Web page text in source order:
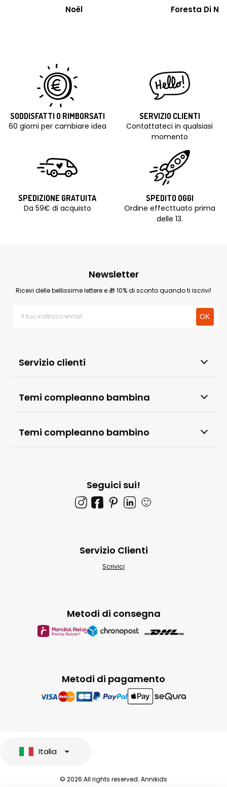
Noël Foresta Di
SODDISFATTI O RIMBORSATI
60 giorni per cambiare idea
SERVIZIO CLIENTI
Contattateci in qualsiasi
momento
SPEDIZIONE GRATUITA
Da 59€ di acquisto
SPEDITO OGGI
Ordine effecttuato prima
delle 13.
Servizio clienti
Temi compleanno bambina
Temi compleanno bambino
Newsletter
Ricevi delle bellissime lettere e 🎁 10% di sconto quando ti iscrivi!
Seguici sui!
🙂
Metodi di pagamento
Metodi di consegna
Servizio Clienti
Scrivici
Italia
© 2026 All rights reserved. Annikids